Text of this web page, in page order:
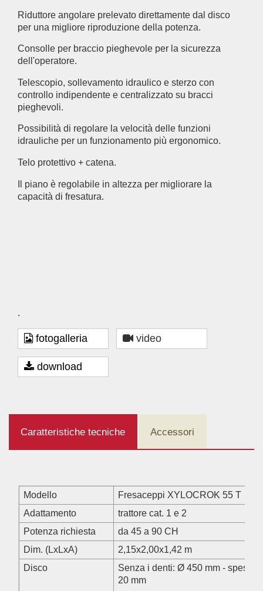
Riduttore angolare prelevato direttamente dal disco
per una migliore riproduzione della potenza.
Consolle per braccio pieghevole per la sicurezza
dell'operatore.
Telescopio, sollevamento idraulico e sterzo con
controllo indipendente e centralizzato su bracci
pieghevoli.
Possibilità di regolare la velocità delle funzioni
idrauliche per un funzionamento più ergonomico.
Telo protettivo + catena.
Il piano è regolabile in altezza per migliorare la
capacità di fresatura.
.
fotogalleria video
download
Caratteristiche tecniche Accessori
Modello
Fresaceppi XYLOCROK 55 T
Adattamento
trattore cat. 1 e 2
Potenza richiesta
da 45 a 90 CH
Dim. (LxLxA)
2,15x2,00x1,42 m
Disco
Senza i denti: Ø 450 mm - spesso
20 mm